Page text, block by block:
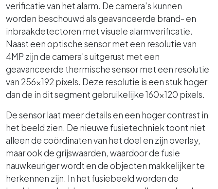
verificatie van het alarm. De camera's kunnen
worden beschouwd als geavanceerde brand- en
inbraakdetectoren met visuele alarmverificatie.
Naast een optische sensor met een resolutie van
4MP zijn de camera's uitgerust met een
geavanceerde thermische sensor met een resolutie
van 256x192 pixels. Deze resolutie is een stuk hoger
dan de in dit segment gebruikelijke 160x120 pixels.
De sensor laat meer details en een hoger contrast in
het beeld zien. De nieuwe fusietechniek toont niet
alleen de coördinaten van het doel en zijn overlay,
maar ook de grijswaarden, waardoor de fusie
nauwkeuriger wordt en de objecten makkelijker te
herkennen zijn. In het fusiebeeld worden de